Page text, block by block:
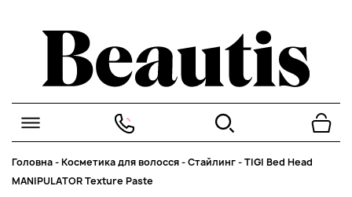
Головна-Косметика для волосся-Стайлинг-TIGI Bed Head
MANIPULATOR Texture Paste